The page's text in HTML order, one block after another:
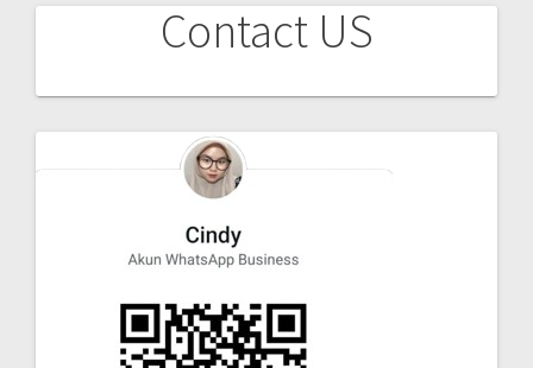
Contact US